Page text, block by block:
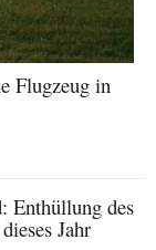
Flugzeug in
Enthüllung des
Jahr